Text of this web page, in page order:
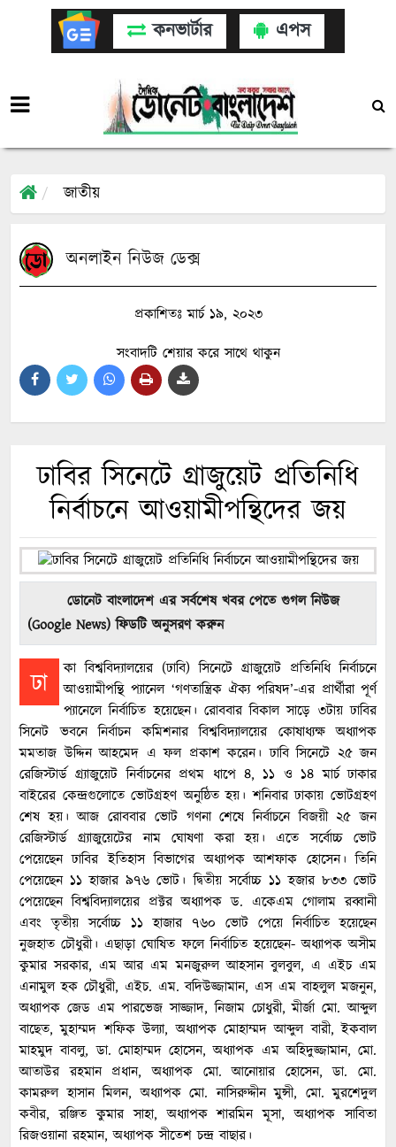
কনভার্টার এপস
জাতীয়
অনলাইন নিউজ ডেক্স
প্রকাশিতঃ মার্চ ১৯, ২০২৩
সংবাদটি শেয়ার করে সাথে থাকুন
ঢাবির সিনেটে গ্রাজুয়েট প্রতিনিধি
নির্বাচনে আওয়ামীপন্থিদের জয়
ডোনেট বাংলাদেশ এর সর্বশেষ খবর পেতে গুগল নিউজ
(Google News) ফিডটি অনুসরণ করুন
ঢা
কা বিশ্ববিদ্যালয়ের (ঢাবি) সিনেটে গ্রাজুয়েট প্রতিনিধি নির্বাচনে
আওয়ামীপন্থি প্যানেল ‘গণতান্ত্রিক ঐক্য পরিষদ’-এর প্রার্থীরা পূর্ণ
প্যানেলে নির্বাচিত হয়েছেন। রোববার বিকাল সাড়ে ৩টায় ঢাবির
সিনেট ভবনে নির্বাচন কমিশনার বিশ্ববিদ্যালয়ের কোষাধ্যক্ষ অধ্যাপক
মমতাজ উদ্দিন আহমেদ এ ফল প্রকাশ করেন। ঢাবি সিনেটে ২৫ জন
রেজিস্টার্ড গ্র্যাজুয়েট নির্বাচনের প্রথম ধাপে ৪, ১১ ও ১৪ মার্চ ঢাকার
বাইরের কেন্দ্রগুলোতে ভোটগ্রহণ অনুষ্ঠিত হয়। শনিবার ঢাকায় ভোটগ্রহণ
শেষ হয়। আজ রোববার ভোট গণনা শেষে নির্বাচনে বিজয়ী ২৫ জন
রেজিস্টার্ড গ্র্যাজুয়েটের নাম ঘোষণা করা হয়। এতে সর্বোচ্চ ভোট
পেয়েছেন ঢাবির ইতিহাস বিভাগের অধ্যাপক আশফাক হোসেন। তিনি
পেয়েছেন ১১ হাজার ৯৭৬ ভোট। দ্বিতীয় সর্বোচ্চ ১১ হজার ৮৩৩ ভোট
পেয়েছেন বিশ্ববিদ্যালয়ের প্রক্টর অধ্যাপক ড. একেএম গোলাম রব্বানী
এবং তৃতীয় সর্বোচ্চ ১১ হাজার ৭৬০ ভোট পেয়ে নির্বাচিত হয়েছেন
নুজহাত চৌধুরী। এছাড়া ঘোষিত ফলে নির্বাচিত হয়েছেন- অধ্যাপক অসীম
কুমার সরকার, এম আর এম মনজুরুল আহসান বুলবুল, এ এইচ এম
এনামুল হক চৌধুরী, এইচ. এম. বদিউজ্জামান, এস এম বাহলুল মজনুন,
অধ্যাপক জেড এম পারভেজ সাজ্জাদ, নিজাম চোধুরী, মীর্জা মো. আব্দুল
বাছেত, মুহাম্মদ শফিক উল্যা, অধ্যাপক মোহাম্মদ আব্দুল বারী, ইকবাল
মাহমুদ বাবলু, ডা. মোহাম্মদ হোসেন, অধ্যাপক এম অহিদুজ্জামান, মো.
আতাউর রহমান প্রধান, অধ্যাপক মো. আনোয়ার হোসেন, ডা. মো.
কামরুল হাসান মিলন, অধ্যাপক মো. নাসিরুদ্দীন মুন্সী, মো. মুরশেদুল
কবীর, রঞ্জিত কুমার সাহা, অধ্যাপক শারমিন মূসা, অধ্যাপক সাবিতা
রিজওয়ানা রহমান, অধ্যাপক সীতেশ চন্দ্র বাছার।